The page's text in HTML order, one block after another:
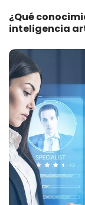
¿Qué
inteligencia